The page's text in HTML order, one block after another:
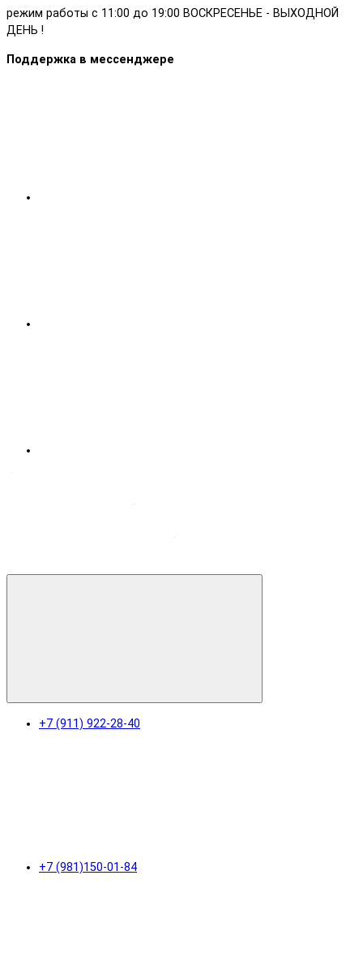
режим работы с 11:00 до 19:00 ВОСКРЕСЕНЬЕ - ВЫХОДНОЙ
ДЕНЬ !
Поддержка в мессенджере
+7 (911) 922-28-40
+7 (981)150-01-84